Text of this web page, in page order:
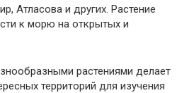
Атласова и других. Растение
к морю на открытых и
растениями делает
территорий для изучения